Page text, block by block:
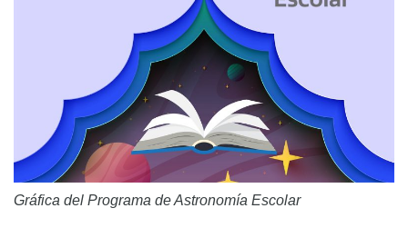
Gráfica del Programa de Astronomía Escolar